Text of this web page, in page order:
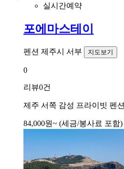
실시간예약
포에마스테이
펜션 제주시 서부 지도보기
0
리뷰0건
제주 서쪽 감성 프라이빗 펜션
84,000원~ (세금/봉사료 포함)